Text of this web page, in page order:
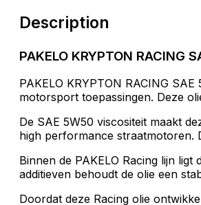
Description
PAKELO KRYPTON RACING
PAKELO KRYPTON RACING
motorsport toepassingen. Deze
De SAE 5W50 viscositeit maakt
high performance straatmotoren.
Binnen de PAKELO Racing lijn
additieven behoudt de olie een
Doordat deze Racing olie